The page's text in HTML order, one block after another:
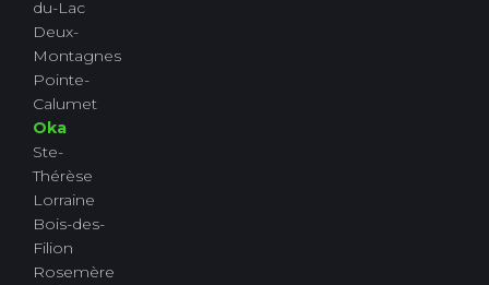
du-Lac
Deux-
Montagnes
Pointe-
Calumet
Oka
Ste-
Thérèse
Lorraine
Bois-des-
Filion
Rosemère